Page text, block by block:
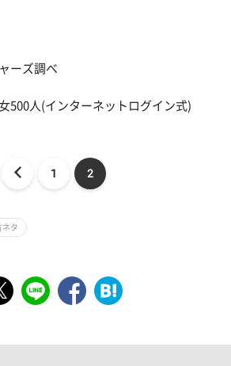
ーズ調べ
500人(インターネットログイン式)
1 2
ネタ